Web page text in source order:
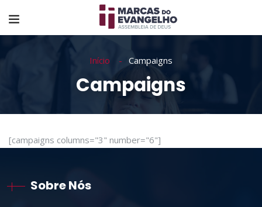
Início Campaigns
Campaigns
[campaigns columns="3" number="6"]
Sobre Nós